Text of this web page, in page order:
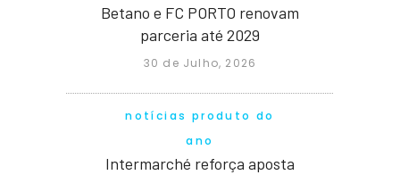
Betano e FC PORTO renovam
parceria até 2029
30 de Julho, 2026
notícias produto do
ano
Intermarché reforça aposta